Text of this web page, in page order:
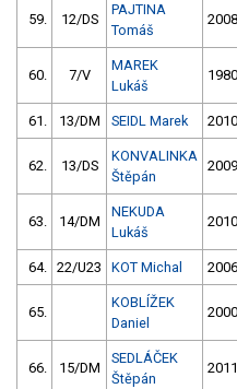
59. 12/DS
PAJTINA
Tomáš
2008
60. 7/V
MAREK
Lukáš
1980
61. 13/DM SEIDL Marek 2010
62. 13/DS
KONVALINKA
Štěpán
2009
63. 14/DM
NEKUDA
Lukáš
2010
64. 22/U23 KOT Michal 2006
65.
KOBLÍŽEK
Daniel
2000
66. 15/DM
SEDLÁČEK
Štěpán
2011